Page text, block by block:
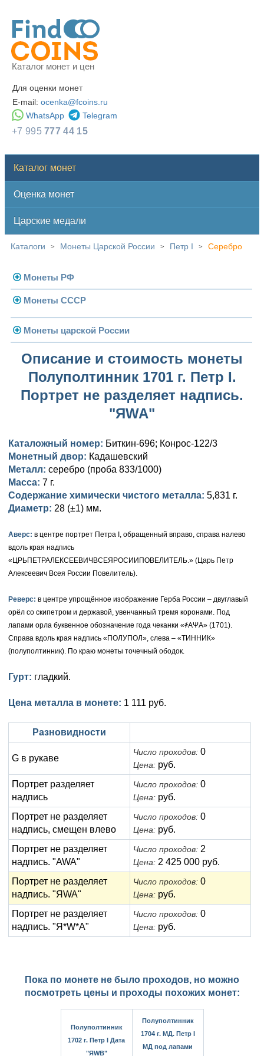
Каталог монет и цен
Для оценки монет
E-mail: ocenka@fcoins.ru
WhatsApp
Telegram
+7 995777 44 15
Каталог монет
Оценка монет
Царские медали
Каталоги > Монеты Царской России > Петр I > Серебро
Монеты РФ
Современная Россия
Монеты 1991-1993 гг.
Монеты СССР
Погодовка СССР
Монеты 1958 года
Золотые червонцы
Памятные и юбилейные
Монеты царской России
Николай II (1894-1917)
Золото
Серебро
Германская оккупация
Для Финляндии
Памятные и донативные
Александр III (1881-1894)
Золото
Для Финляндии
Памятные и донативные
Александр II (1855-1881)
Серебро
Медь
Для Финляндии
Платина, золото
Серебро
Медь
Русско-Польские
Для Польши
Памятные и донативные
Александр I (1801-1825)
Золото
Серебро
Для Грузии
Для Польши
Павел I (1796-1801)
Золото
Медь
Екатерина II (1762-1796)
Серебро
Медь
Сибирские монеты
Для Молдавии и Валахии
Таврические монеты
Елизавета I (1741-1762)
Золото
Серебро
Для Пруссии
Иоанн Антонович (1740-1741)
Анна Иоанновна (1730-1740)
Екатерина I (1725-1727)
Медь
Для Речи Посполитой
Описание и стоимость монеты
Полуполтинник 1701 г. Петр I.
Портрет не разделяет надпись.
"ЯWA"
Каталожный номер: Биткин-696; Конрос-122/3
Монетный двор: Кадашевский
Металл: серебро (проба 833/1000)
Масса: 7 г.
Содержание химически чистого металла: 5,831 г.
Диаметр: 28 (±1) мм.
Аверс: в центре портрет Петра I, обращенный вправо, справа налево
вдоль края надпись
«ЦРЬПЕТРАЛЕКСЕЕВИЧВСЕЯРОСИИПОВЕЛИТЕЛЬ.» (Царь Петр
Алексеевич Всея России Повелитель).
Реверс: в центре упрощённое изображение Герба России – двуглавый
орёл со скипетром и державой, увенчанный тремя коронами. Под
лапами орла буквенное обозначение года чеканки «҂АΨА» (1701).
Справа вдоль края надпись «ПОЛУПОЛ», слева – «ТИННИК»
(полуполтинник). По краю монеты точечный ободок.
Гурт: гладкий.
Цена металла в монете: 1 111 руб.
Разновидности
G в рукаве
Число проходов: 0
Цена: руб.
Портрет разделяет
надпись
Число проходов: 0
Цена: руб.
Портрет не разделяет
надпись, смещен влево
Число проходов: 0
Цена: руб.
Портрет не разделяет
надпись. "AWA"
Число проходов: 2
Цена: 2 425 000 руб.
Портрет не разделяет
надпись. "ЯWA"
Число проходов: 0
Цена: руб.
Портрет не разделяет
надпись. "Я*W*A"
Число проходов: 0
Цена: руб.
Пока по монете не было проходов, но можно
посмотреть цены и проходы похожих монет:
Полуполтинник
1702 г. Петр I Дата
"ЯWB"
Полуполтинник
1704 г. МД. Петр I
МД под лапами